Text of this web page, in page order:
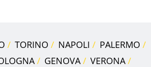
TORINO NAPOLI
PALERMO
GENOVA
VERONA